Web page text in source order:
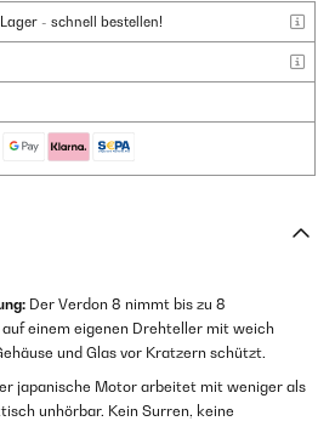
- schnell bestellen!
Der Verdon 8 nimmt bis zu 8
einem eigenen Drehteller mit weich
und Glas vor Kratzern schützt.
japanische Motor arbeitet mit weniger als
unhörbar. Kein Surren, keine